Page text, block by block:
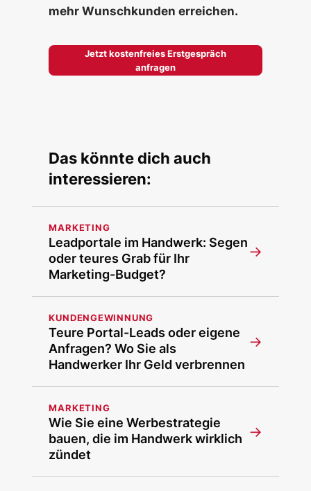
mehr Wunschkunden erreichen.
Jetzt kostenfreies Erstgespräch
anfragen
Das könnte dich auch
interessieren:
MARKETING
Leadportale im Handwerk: Segen
oder teures Grab für Ihr
Marketing-Budget?
→
KUNDENGEWINNUNG
Teure Portal-Leads oder eigene
Anfragen? Wo Sie als
Handwerker Ihr Geld verbrennen
→
MARKETING
Wie Sie eine Werbestrategie
bauen, die im Handwerk wirklich
zündet
→